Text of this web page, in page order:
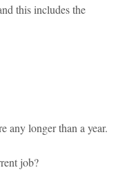
this includes the
any longer than a year.
job?